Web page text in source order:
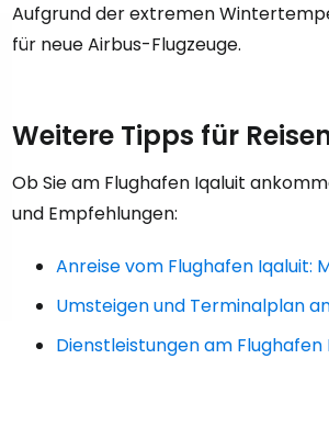
Aufgrund der extremen
für neue Airbus-Flugzeuge.
Weitere Tipps für
Ob Sie am Flughafen Iqaluit
und Empfehlungen:
Anreise vom Flughafen Iqaluit:
Umsteigen und Terminalplan
Dienstleistungen am Flughafen